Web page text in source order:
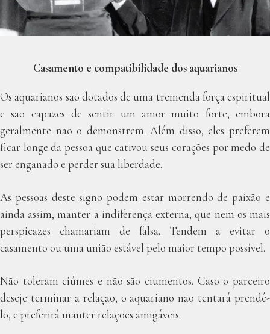
Casamento e compatibilidade dos aquarianos
Os aquarianos são dotados de uma tremenda força espiritual
e são capazes de sentir um amor muito forte, embora
geralmente não o demonstrem. Além disso, eles preferem
ficar longe da pessoa que cativou seus corações por medo de
ser enganado e perder sua liberdade.
As pessoas deste signo podem estar morrendo de paixão e
ainda assim, manter a indiferença externa, que nem os mais
perspicazes chamariam de falsa. Tendem a evitar o
casamento ou uma união estável pelo maior tempo possível.
Não toleram ciúmes e não são ciumentos. Caso o parceiro
deseje terminar a relação, o aquariano não tentará prendê-
lo, e preferirá manter relações amigáveis.